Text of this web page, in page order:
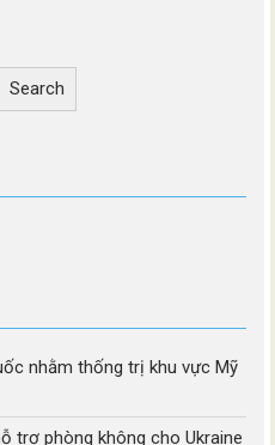
Search
nhằm thống trị khu vực Mỹ
trợ phòng không cho Ukraine